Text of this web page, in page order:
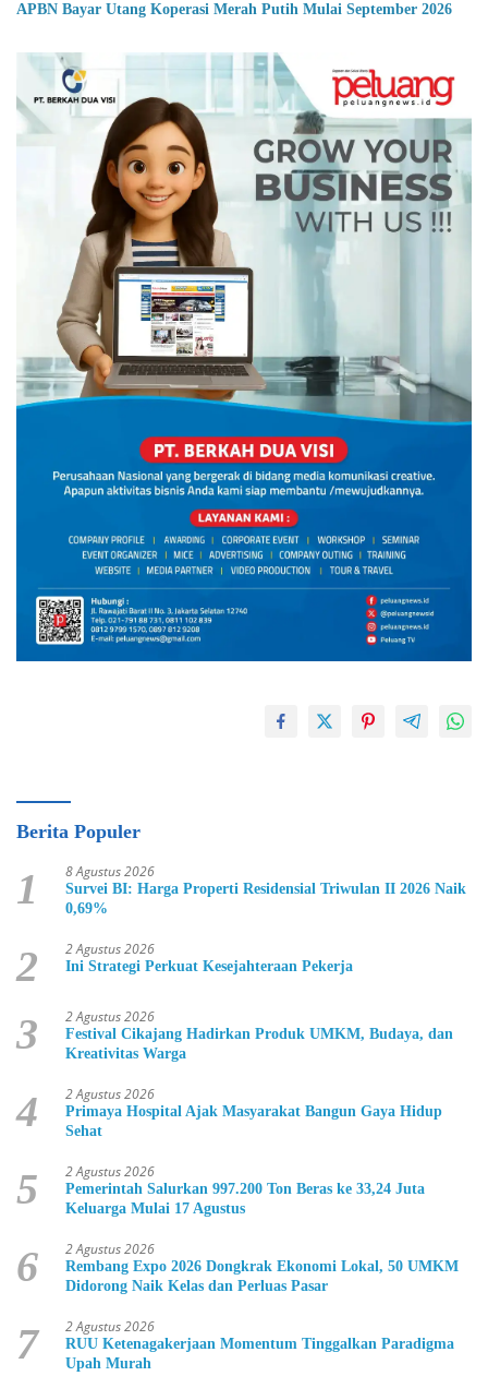
APBN Bayar Utang Koperasi Merah Putih Mulai September 2026
Berita Populer
1 8 Agustus 2026
Survei BI: Harga Properti Residensial Triwulan II 2026 Naik
0,69%
2 2 Agustus 2026
Ini Strategi Perkuat Kesejahteraan Pekerja
3 2 Agustus 2026
Festival Cikajang Hadirkan Produk UMKM, Budaya, dan
Kreativitas Warga
4 2 Agustus 2026
Primaya Hospital Ajak Masyarakat Bangun Gaya Hidup
Sehat
5 2 Agustus 2026
Pemerintah Salurkan 997.200 Ton Beras ke 33,24 Juta
Keluarga Mulai 17 Agustus
6 2 Agustus 2026
Rembang Expo 2026 Dongkrak Ekonomi Lokal, 50 UMKM
Didorong Naik Kelas dan Perluas Pasar
7 2 Agustus 2026
RUU Ketenagakerjaan Momentum Tinggalkan Paradigma
Upah Murah